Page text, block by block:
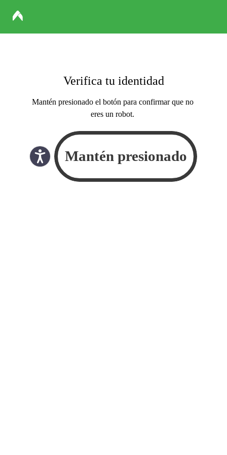
Verifica tu identidad
Mantén presionado el botón para confirmar que no
eres un robot.